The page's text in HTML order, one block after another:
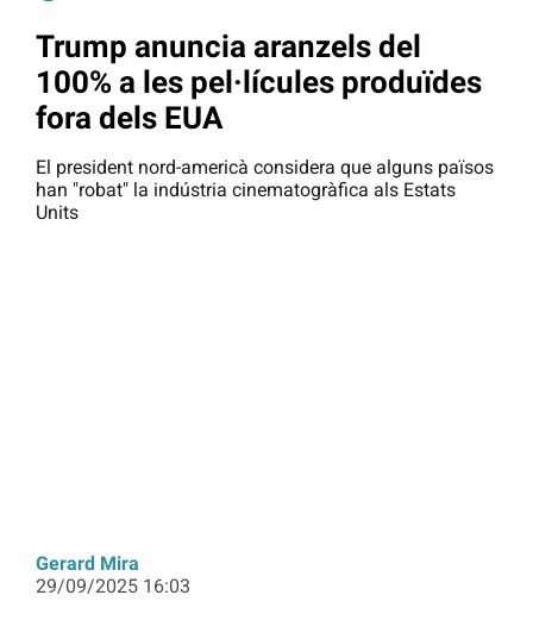
Trump anuncia aranzels del
100% a les pel·lícules produïdes
fora dels EUA
El president nord-americà considera que alguns països
han "robat" la indústria cinematogràfica als Estats
Units
Gerard Mira
29/09/2025 16:03